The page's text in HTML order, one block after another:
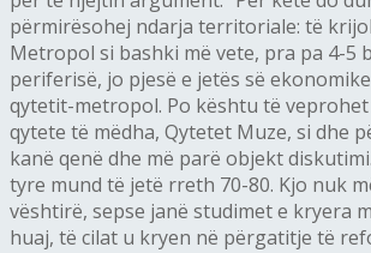
përmirësohej ndarja territoriale: të
Metropol si bashki më vete, pra pa 4-5
periferisë, jo pjesë e jetës së
qytetit-metropol. Po kështu të
qytete të mëdha, Qytetet Muze, si dhe
kanë qenë dhe më parë objekt
tyre mund të jetë rreth 70-80. Kjo nuk
vështirë, sepse janë studimet e kryera
huaj, të cilat u kryen në përgatitje të